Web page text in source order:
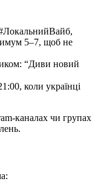
5–7, щоб не
“Диви новий
коли українці
каналах чи групах